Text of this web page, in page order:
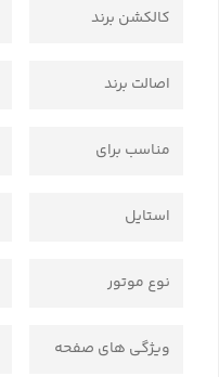
کالکشن برند
اصالت برند
مناسب برای
استایل
نوع موتور
ویژگی های صفحه